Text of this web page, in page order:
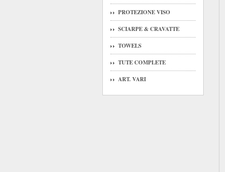
PROTEZIONE VISO
SCIARPE & CRAVATTE
TOWELS
TUTE COMPLETE
ART. VARI